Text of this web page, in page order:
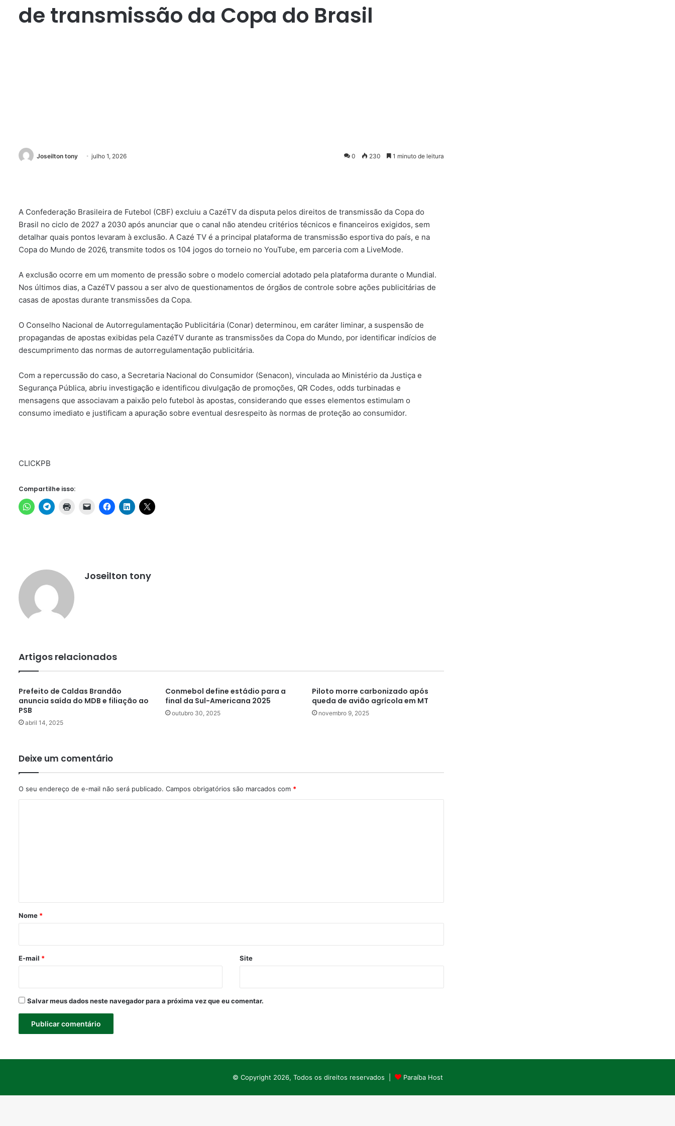
de transmissão da Copa do Brasil
Joseilton tony julho 1, 2026 0 230 1 minuto de leitura
A Confederação Brasileira de Futebol (CBF) excluiu a CazéTV da disputa pelos direitos de transmissão da Copa do
Brasil no ciclo de 2027 a 2030 após anunciar que o canal não atendeu critérios técnicos e financeiros exigidos, sem
detalhar quais pontos levaram à exclusão. A Cazé TV é a principal plataforma de transmissão esportiva do país, e na
Copa do Mundo de 2026, transmite todos os 104 jogos do torneio no YouTube, em parceria com a LiveMode.
A exclusão ocorre em um momento de pressão sobre o modelo comercial adotado pela plataforma durante o Mundial.
Nos últimos dias, a CazéTV passou a ser alvo de questionamentos de órgãos de controle sobre ações publicitárias de
casas de apostas durante transmissões da Copa.
O Conselho Nacional de Autorregulamentação Publicitária (Conar) determinou, em caráter liminar, a suspensão de
propagandas de apostas exibidas pela CazéTV durante as transmissões da Copa do Mundo, por identificar indícios de
descumprimento das normas de autorregulamentação publicitária.
Com a repercussão do caso, a Secretaria Nacional do Consumidor (Senacon), vinculada ao Ministério da Justiça e
Segurança Pública, abriu investigação e identificou divulgação de promoções, QR Codes, odds turbinadas e
mensagens que associavam a paixão pelo futebol às apostas, considerando que esses elementos estimulam o
consumo imediato e justificam a apuração sobre eventual desrespeito às normas de proteção ao consumidor.
CLICKPB
Compartilhe isso:
Joseilton tony
Artigos relacionados
Prefeito de Caldas Brandão
anuncia saída do MDB e filiação ao
PSB
abril 14, 2025
Conmebol define estádio para a
final da Sul-Americana 2025
outubro 30, 2025
Piloto morre carbonizado após
queda de avião agrícola em MT
novembro 9, 2025
Deixe um comentário
O seu endereço de e-mail não será publicado. Campos obrigatórios são marcados com *
r
*
Nome *
E-mail * Site
Salvar meus dados neste navegador para a próxima vez que eu comentar.
© Copyright 2026, Todos os direitos reservados | Paraíba Host